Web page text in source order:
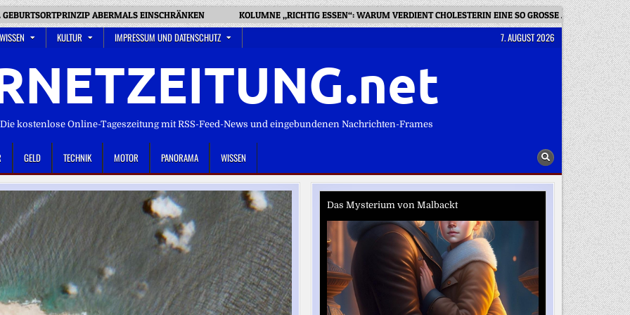
ABERMALS EINSCHRÄNKEN KOLUMNE „RICHTIG ESSEN“: WARUM VERDIENT CHOLESTERIN EINE SO GROSSE
KULTUR IMPRESSUM UND DATENSCHUTZ 7. AUGUST 2026
kostenlose Online-Tageszeitung mit RSS-Feed-News und eingebundenen Nachrichten-Frames
GELD TECHNIK MOTOR PANORAMA WISSEN
Das Mysterium von Malbackt